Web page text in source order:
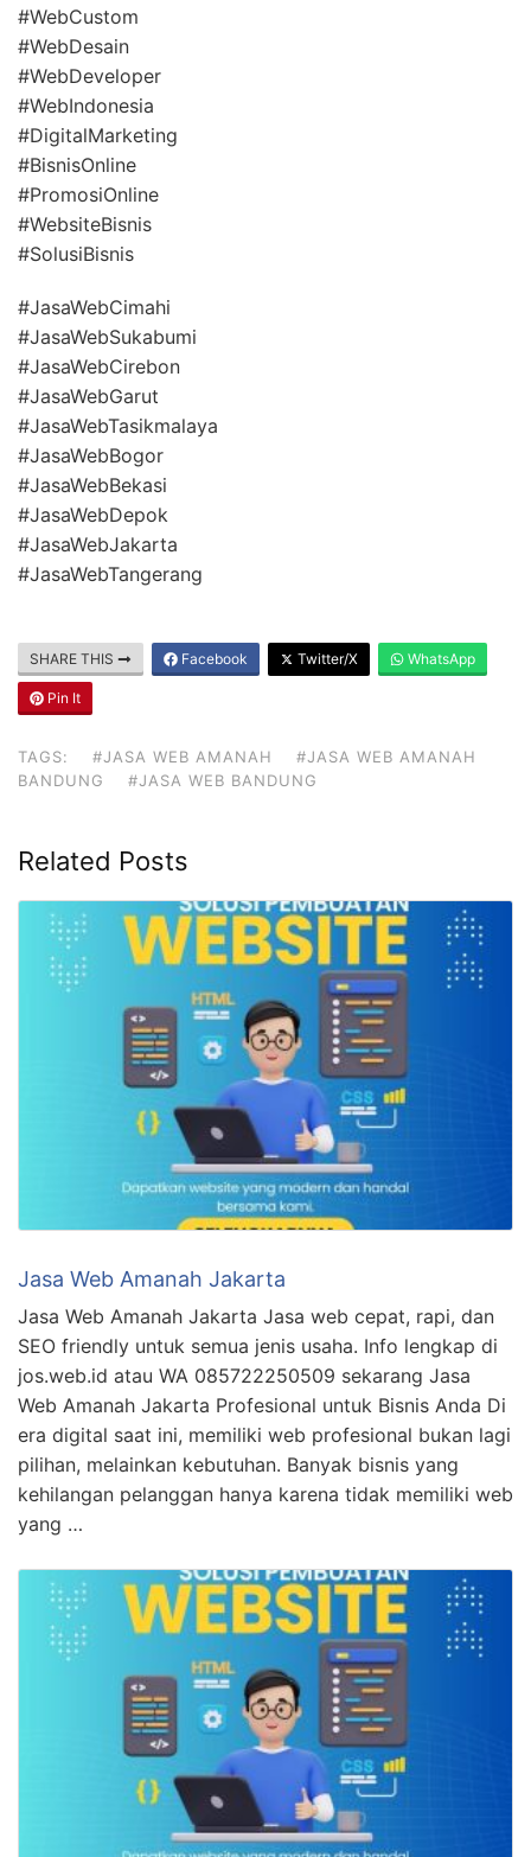
#WebCustom
#WebDesain
#WebDeveloper
#WebIndonesia
#DigitalMarketing
#BisnisOnline
#PromosiOnline
#WebsiteBisnis
#SolusiBisnis
#JasaWebCimahi
#JasaWebSukabumi
#JasaWebCirebon
#JasaWebGarut
#JasaWebTasikmalaya
#JasaWebBogor
#JasaWebBekasi
#JasaWebDepok
#JasaWebJakarta
#JasaWebTangerang
SHARE THIS Facebook Twitter/X WhatsApp
Pin It
TAGS: #JASA WEB AMANAH
#JASA WEB AMANAH
BANDUNG
#JASA WEB BANDUNG
Related Posts
Jasa Web Amanah Jakarta
Jasa Web Amanah Jakarta Jasa web cepat, rapi, dan
SEO friendly untuk semua jenis usaha. Info lengkap di
jos.web.id atau WA 085722250509 sekarang Jasa
Web Amanah Jakarta Profesional untuk Bisnis Anda Di
era digital saat ini, memiliki web profesional bukan lagi
pilihan, melainkan kebutuhan. Banyak bisnis yang
kehilangan pelanggan hanya karena tidak memiliki web
yang …